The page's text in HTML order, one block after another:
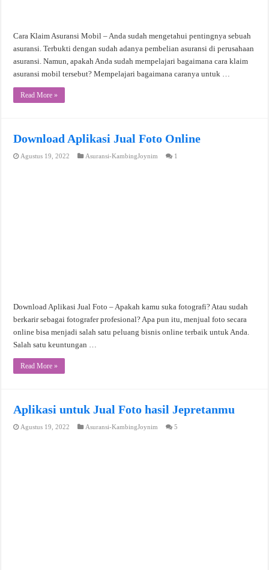
Cara Klaim Asuransi Mobil – Anda sudah mengetahui pentingnya sebuah
asuransi. Terbukti dengan sudah adanya pembelian asuransi di perusahaan
asuransi. Namun, apakah Anda sudah mempelajari bagaimana cara klaim
asuransi mobil tersebut? Mempelajari bagaimana caranya untuk …
Read More »
Download Aplikasi Jual Foto Online
Agustus 19, 2022 Asuransi-KambingJoynim 1
Download Aplikasi Jual Foto – Apakah kamu suka fotografi? Atau sudah
berkarir sebagai fotografer profesional? Apa pun itu, menjual foto secara
online bisa menjadi salah satu peluang bisnis online terbaik untuk Anda.
Salah satu keuntungan …
Read More »
Aplikasi untuk Jual Foto hasil Jepretanmu
Agustus 19, 2022 Asuransi-KambingJoynim 5